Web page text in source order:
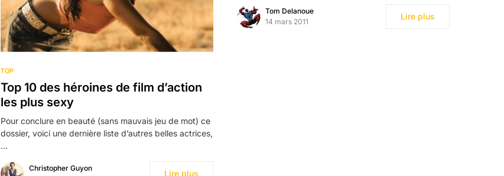
TOP
Top 10 des héroines de film d’action
les plus sexy
Pour conclure en beauté (sans mauvais jeu de mot) ce
dossier, voici une dernière liste d’autres belles actrices,
…
Christopher Guyon
Lire plus
Tom Delanoue
14 mars 2011
Lire plus